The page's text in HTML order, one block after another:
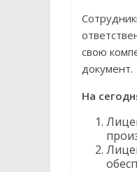
свою
документ.
На